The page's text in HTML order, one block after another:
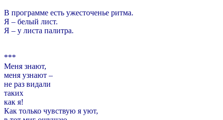
В программе есть ужесточенье ритма.
Я – белый лист.
Я – у листа палитра.
***
Меня знают,
меня узнают –
не раз видали
таких
как я!
Как только чувствую я уют,